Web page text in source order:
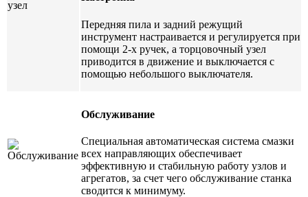
Передняя пила и задний режущий
инструмент настраивается и регулируется при
помощи 2-х ручек, а торцовочный узел
приводится в движение и выключается с
помощью небольшого выключателя.
Обслуживание
Специальная автоматическая система смазки
всех направляющих обеспечивает
эффективную и стабильную работу узлов и
агрегатов, за счет чего обслуживание станка
сводится к минимуму.